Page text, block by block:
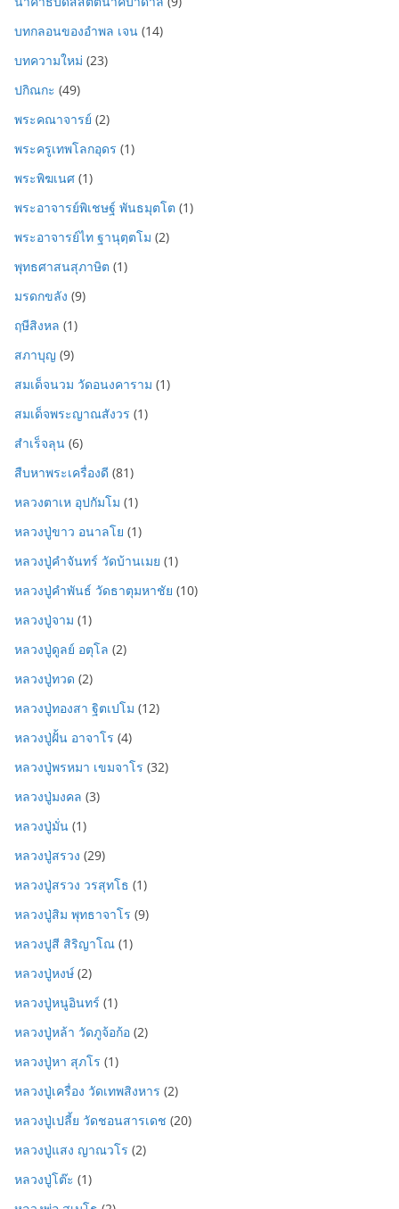
บทกลอนของอำพล เจน (14)
บทความใหม่ (23)
ปกิณกะ (49)
พระคณาจารย์ (2)
พระครูเทพโลกอุดร (1)
พระพิฆเนศ (1)
พระอาจารย์พิเชษฐ์ พันธมุตโต (1)
พระอาจารย์ไท ฐานุตฺตโม (2)
พุทธศาสนสุภาษิต (1)
มรดกขลัง (9)
ฤษีสิงหล (1)
สภาบุญ (9)
สมเด็จนวม วัดอนงคาราม (1)
สมเด็จพระญาณสังวร (1)
สำเร็จลุน (6)
สืบหาพระเครื่องดี (81)
หลวงตาเห อุปกัมโม (1)
หลวงปู่ขาว อนาลโย (1)
หลวงปู่คำจันทร์ วัดบ้านเมย (1)
หลวงปู่คำพันธ์ วัดธาตุมหาชัย (10)
หลวงปู่จาม (1)
หลวงปู่ดูลย์ อตุโล (2)
หลวงปู่ทวด (2)
หลวงปู่ทองสา ฐิตเปโม (12)
หลวงปู่ฝั้น อาจาโร (4)
หลวงปู่พรหมา เขมจาโร (32)
หลวงปู่มงคล (3)
หลวงปู่มั่น (1)
หลวงปู่สรวง (29)
หลวงปู่สรวง วรสุทโธ (1)
หลวงปู่สิม พุทธาจาโร (9)
หลวงปูสี สิริญาโณ (1)
หลวงปู่หงษ์ (2)
หลวงปู่หนูอินทร์ (1)
หลวงปู่หล้า วัดภูจ้อก้อ (2)
หลวงปู่หา สุภโร (1)
หลวงปู่เครื่อง วัดเทพสิงหาร (2)
หลวงปู่เปลี้ย วัดชอนสารเดช (20)
หลวงปู่แสง ญาณวโร (2)
หลวงปู่โต๊ะ (1)